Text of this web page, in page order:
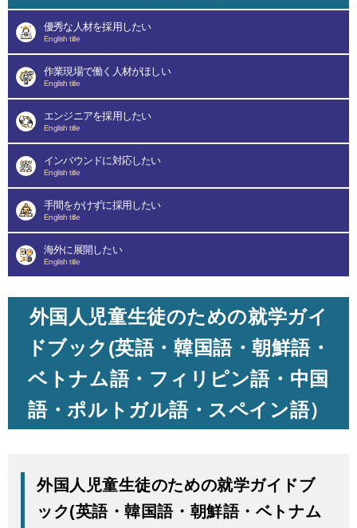
優秀な人材を採用したい
English title
作業現場で働く人材がほしい
English title
エンジニアを採用したい
English title
インバウンドに対応したい
English title
手間をかけずに採用したい
English title
海外に展開したい
English title
外国人児童生徒のための就学ガイ
ドブック(英語・韓国語・朝鮮語・
ベトナム語・フィリピン語・中国
語・ポルトガル語・スペイン語）
外国人児童生徒のための就学ガイドブ
ック(英語・韓国語・朝鮮語・ベトナム